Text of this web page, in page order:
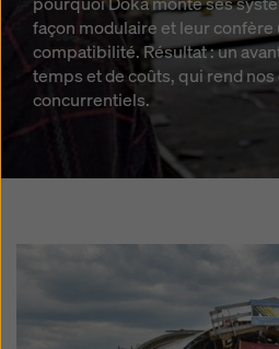
façon modulaire et leur confère
compatibilité. Résultat : un
temps et de coûts, qui rend
concurrentiels.